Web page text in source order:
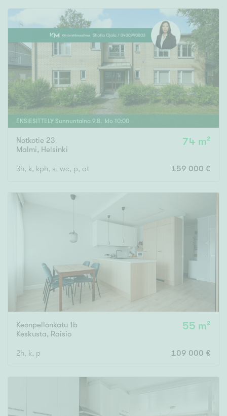
ENSIESITTELY Sunnuntaina 9.8. klo 10:00
Notkotie 23
Malmi, Helsinki
74 m²
3h, k, kph, s, wc, p, at 159 000 €
Keonpellonkatu 1b
Keskusta, Raisio
55 m²
2h, k, p 109 000 €